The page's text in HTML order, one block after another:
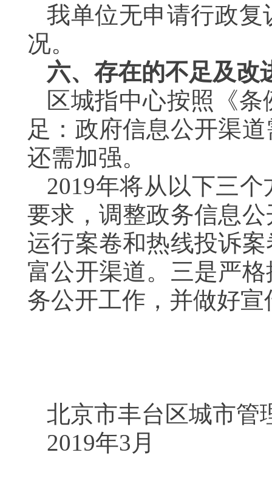
我单位无申请行政
况。
六、存在的不足及改
区城指中心按照《
足：政府信息公开渠
还需加强。
2019年将从以下三
要求，调整政务信息
运行案卷和热线投诉
富公开渠道。三是严
务公开工作，并做
北京市丰台区城
2019年3月